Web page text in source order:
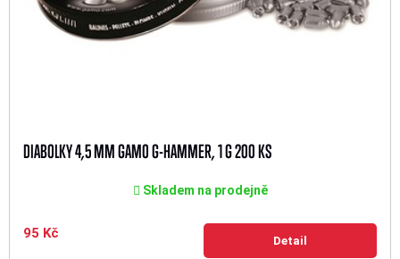
DIABOLKY 4,5 MM GAMO G-HAMMER, 1 G 200 KS
Skladem na prodejně
95 Kč Detail